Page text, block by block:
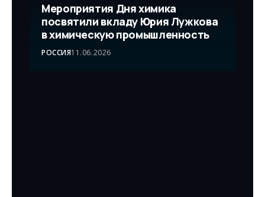
Мероприятия Дня химика
посвятили вкладу Юрия Лужкова
в химическую промышленность
РОССИЯ11.06.2026